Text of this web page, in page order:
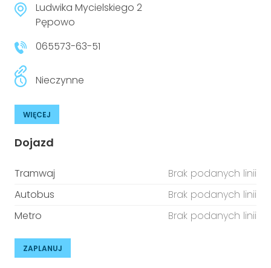
Ludwika Mycielskiego 2
Pępowo
065573-63-51
Nieczynne
WIĘCEJ
Dojazd
Tramwaj
Brak podanych linii
Autobus
Brak podanych linii
Metro
Brak podanych linii
ZAPLANUJ